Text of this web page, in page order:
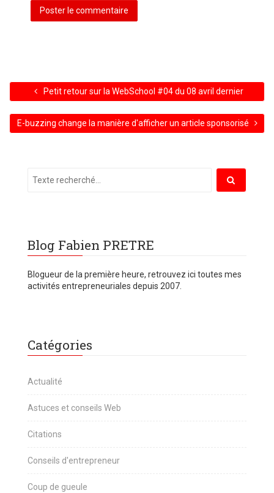
Petit retour sur la WebSchool #04 du 08 avril dernier
E-buzzing change la manière d'afficher un article sponsorisé
Blog Fabien PRETRE
Blogueur de la première heure, retrouvez ici toutes mes
activités entrepreneuriales depuis 2007.
Catégories
Actualité
Astuces et conseils Web
Citations
Conseils d'entrepreneur
Coup de gueule